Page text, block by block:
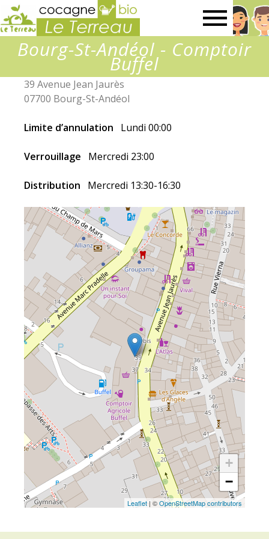
Le
Bourg-St-Andéol - Comptoir
Buffel
39 Avenue Jean Jaurès
07700 Bourg-St-Andéol
Limite d’annulation Lundi 00:00
Verrouillage Mercredi 23:00
Distribution Mercredi 13:30-16:30
+
−
Leaflet | ©OpenStreetMap contributors